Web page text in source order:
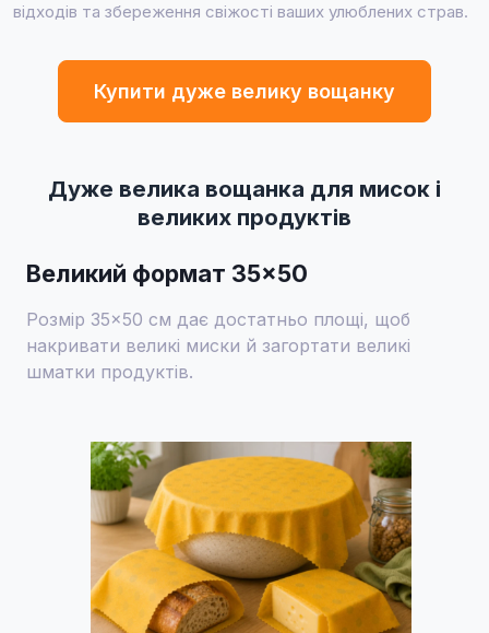
відходів та збереження свіжості ваших улюблених страв.
Купити дуже велику вощанку
Дуже велика вощанка для мисок і
великих продуктів
Великий формат 35×50
Розмір 35×50 см дає достатньо площі, щоб
накривати великі миски й загортати великі
шматки продуктів.